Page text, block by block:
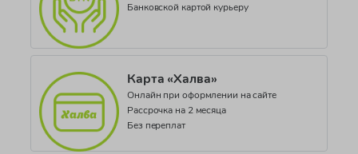
Банковской картой курьеру
Карта «Халва»
Онлайн при оформлении на сайте
Рассрочка на 2 месяца
Без переплат